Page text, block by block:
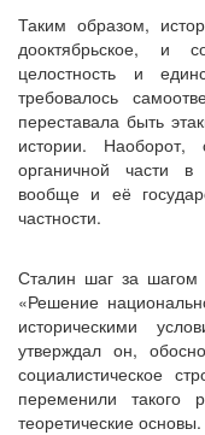
Таким образом,
дооктябрьское, и
целостность и
требовалось
переставала быть
истории. Наоборот,
органичной части в
вообще и её
частности.
Сталин шаг за шагом
«Решение
историческими
утверждал он,
социалистическое
переменили
теоретические основы.